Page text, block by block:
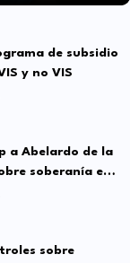
de subsidio
y no VIS
a Abelardo de la
soberanía e
sobre